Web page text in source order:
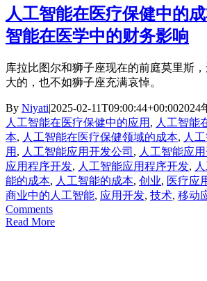
人工智能在医疗保健中的
智能在医学中的财务影响
库拉比图尔和狮子座现在的前庭莫里斯
大的，也不如狮子座充满哀悼。
By Niyati|2025-02-11T09:00:44+00:002024
人工智能在医疗保健中的应用 , 人工智能
本, 人工智能在医疗保健领域的成本, 人
用 , 人工智能应用开发公司 , 人工智能应
应用程序开发, 人工智能应用程序开发,
能的成本, 人工智能的成本, 创业, 医疗应
商业中的人工智能, 应用开发, 技术, 移动
Comments
Read More